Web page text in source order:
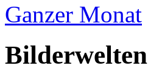
Ganzer Monat
Bilderwelten